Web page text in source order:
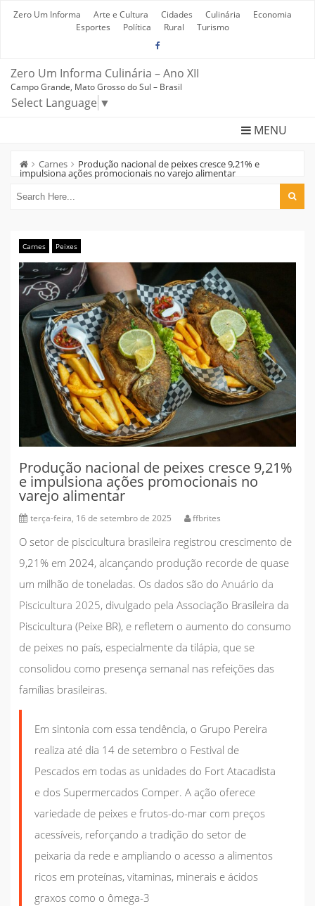
Zero Um Informa Arte e Cultura Cidades Culinária
Economia
Esportes
Política Rural Turismo
Zero Um Informa Culinária – Ano XII
Campo Grande, Mato Grosso do Sul – Brasil
Select Language ▼
MENU
Carnes Produção nacional de peixes cresce 9,21% e
impulsiona ações promocionais no varejo alimentar
Carnes Peixes
Produção nacional de peixes cresce 9,21%
e impulsiona ações promocionais no
varejo alimentar
terça-feira, 16 de setembro de 2025 ffbrites
O setor de piscicultura brasileira registrou crescimento de
9,21% em 2024, alcançando produção recorde de quase
um milhão de toneladas. Os dados são do Anuário da
Piscicultura 2025, divulgado pela Associação Brasileira da
Piscicultura (Peixe BR), e refletem o aumento do consumo
de peixes no país, especialmente da tilápia, que se
consolidou como presença semanal nas refeições das
famílias brasileiras.
Em sintonia com essa tendência, o Grupo Pereira
realiza até dia 14 de setembro o Festival de
Pescados em todas as unidades do Fort Atacadista
e dos Supermercados Comper. A ação oferece
variedade de peixes e frutos-do-mar com preços
acessíveis, reforçando a tradição do setor de
peixaria da rede e ampliando o acesso a alimentos
ricos em proteínas, vitaminas, minerais e ácidos
graxos como o ômega-3